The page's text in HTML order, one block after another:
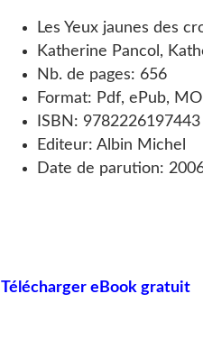
Les Yeux jaunes des
Katherine Pancol,
Nb. de pages: 656
Format: Pdf, ePub,
ISBN: 9782226197443
Editeur: Albin Michel
Date de parution:
Télécharger eBook gratuit